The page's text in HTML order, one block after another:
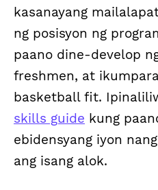
kasanayang
ng posisyon ng
paano dine-develop
freshmen, at
basketball fit.
skills guide kung
ebidensyang iyon
ang isang alok.